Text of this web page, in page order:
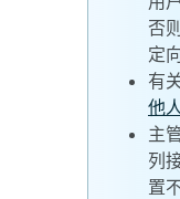
否
定
有
他
主
列
置